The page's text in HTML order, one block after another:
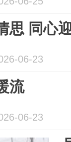
思 同心
06-23
流
06-23